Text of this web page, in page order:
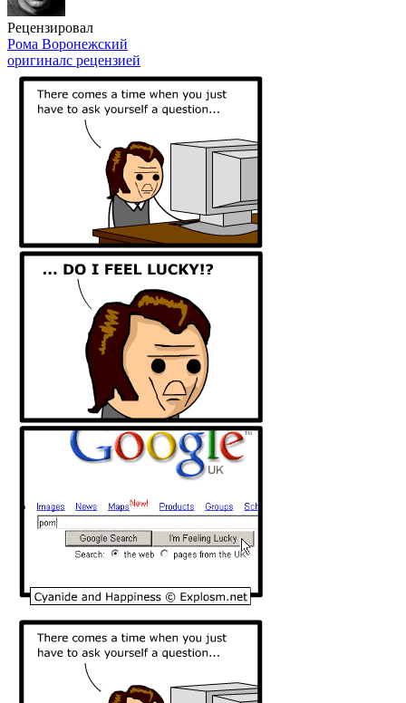
Рецензировал
Рома Воронежский
оригиналс рецензией